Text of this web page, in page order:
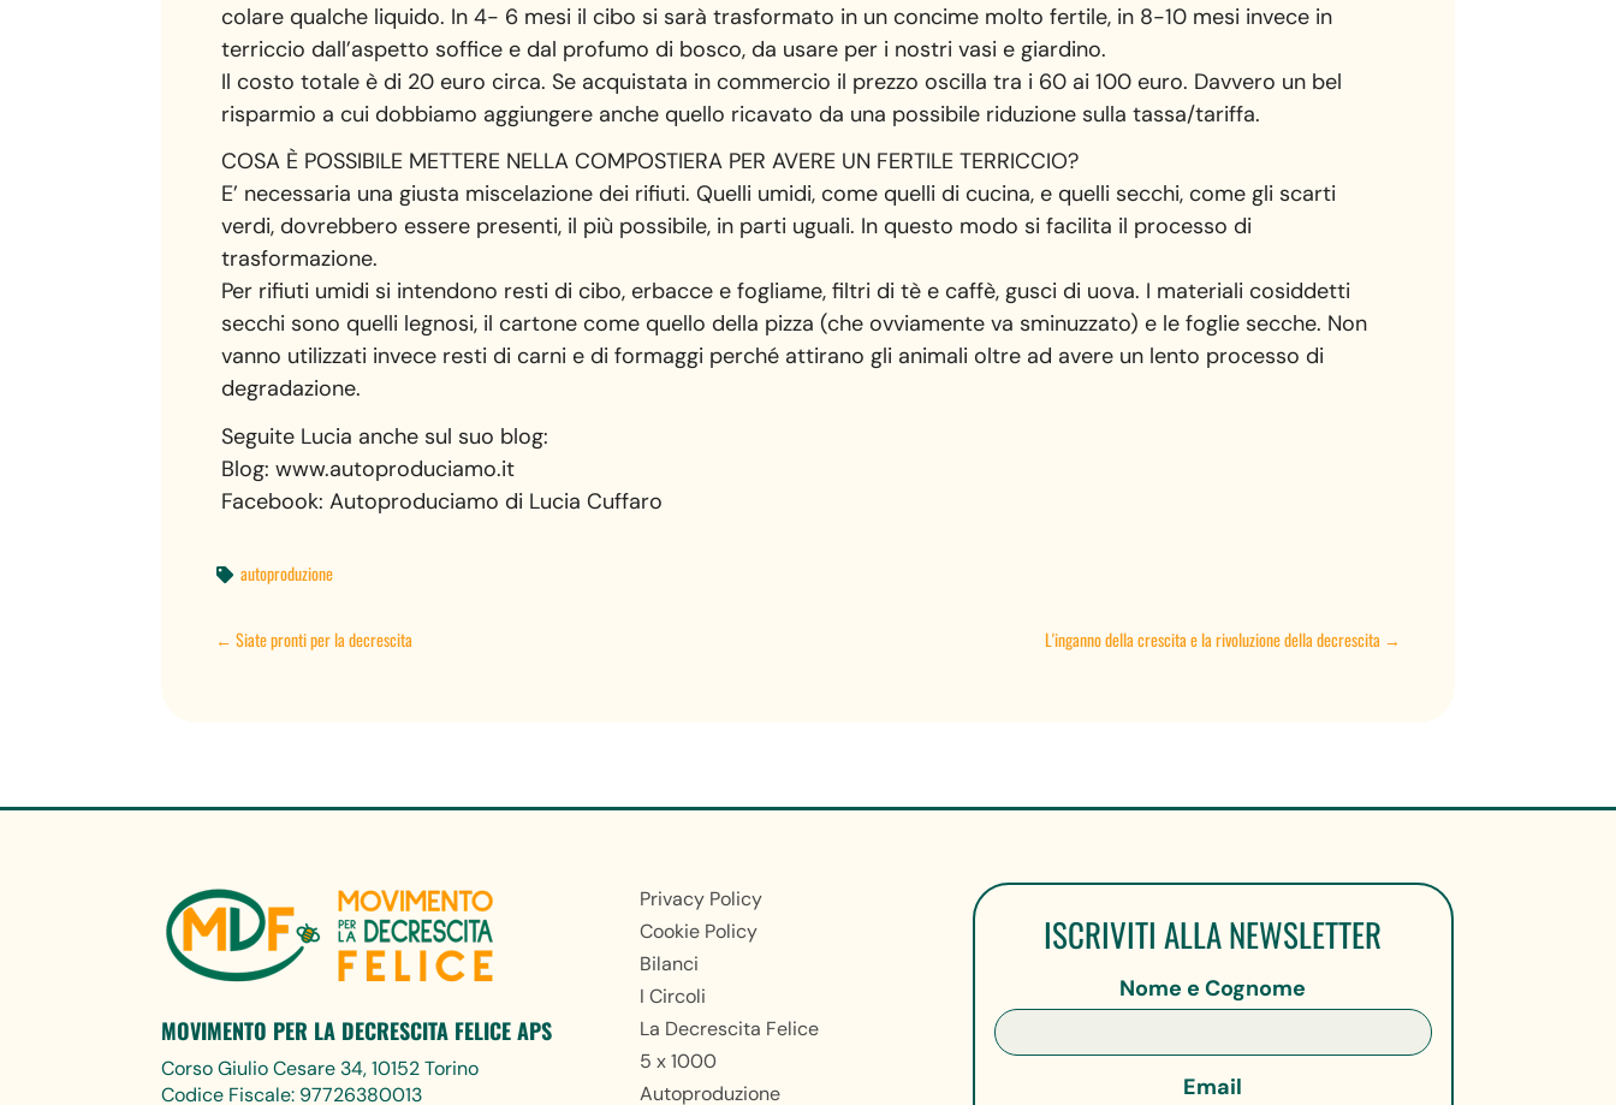
colare qualche liquido. In 4- 6 mesi il cibo si sarà trasformato in un concime molto fertile, in 8-10 mesi invece in
terriccio dall’aspetto soffice e dal profumo di bosco, da usare per i nostri vasi e giardino.
Il costo totale è di 20 euro circa. Se acquistata in commercio il prezzo oscilla tra i 60 ai 100 euro. Davvero un bel
risparmio a cui dobbiamo aggiungere anche quello ricavato da una possibile riduzione sulla tassa/tariffa.
COSA È POSSIBILE METTERE NELLA COMPOSTIERA PER AVERE UN FERTILE TERRICCIO?
E’ necessaria una giusta miscelazione dei rifiuti. Quelli umidi, come quelli di cucina, e quelli secchi, come gli scarti
verdi, dovrebbero essere presenti, il più possibile, in parti uguali. In questo modo si facilita il processo di
trasformazione.
Per rifiuti umidi si intendono resti di cibo, erbacce e fogliame, filtri di tè e caffè, gusci di uova. I materiali cosiddetti
secchi sono quelli legnosi, il cartone come quello della pizza (che ovviamente va sminuzzato) e le foglie secche. Non
vanno utilizzati invece resti di carni e di formaggi perché attirano gli animali oltre ad avere un lento processo di
degradazione.
Seguite Lucia anche sul suo blog:
Blog: www.autoproduciamo.it
Facebook: Autoproduciamo di Lucia Cuffaro
 autoproduzione
←Siate pronti per la decrescita L'inganno della crescita e la rivoluzione della decrescita→
MOVIMENTO PER LA DECRESCITA FELICE APS
Corso Giulio Cesare 34, 10152 Torino
Codice Fiscale: 97726380013
Privacy Policy
Cookie Policy
Bilanci
I Circoli
La Decrescita Felice
5 x 1000
Autoproduzione
ISCRIVITI ALLA NEWSLETTER
Nome e Cognome
Email